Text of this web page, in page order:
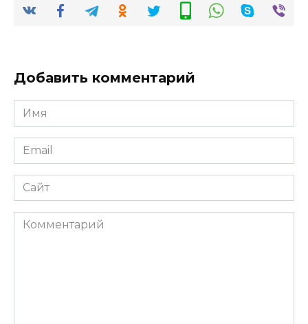
Добавить комментарий
Имя
*
Email
*
Сайт
Комментарий